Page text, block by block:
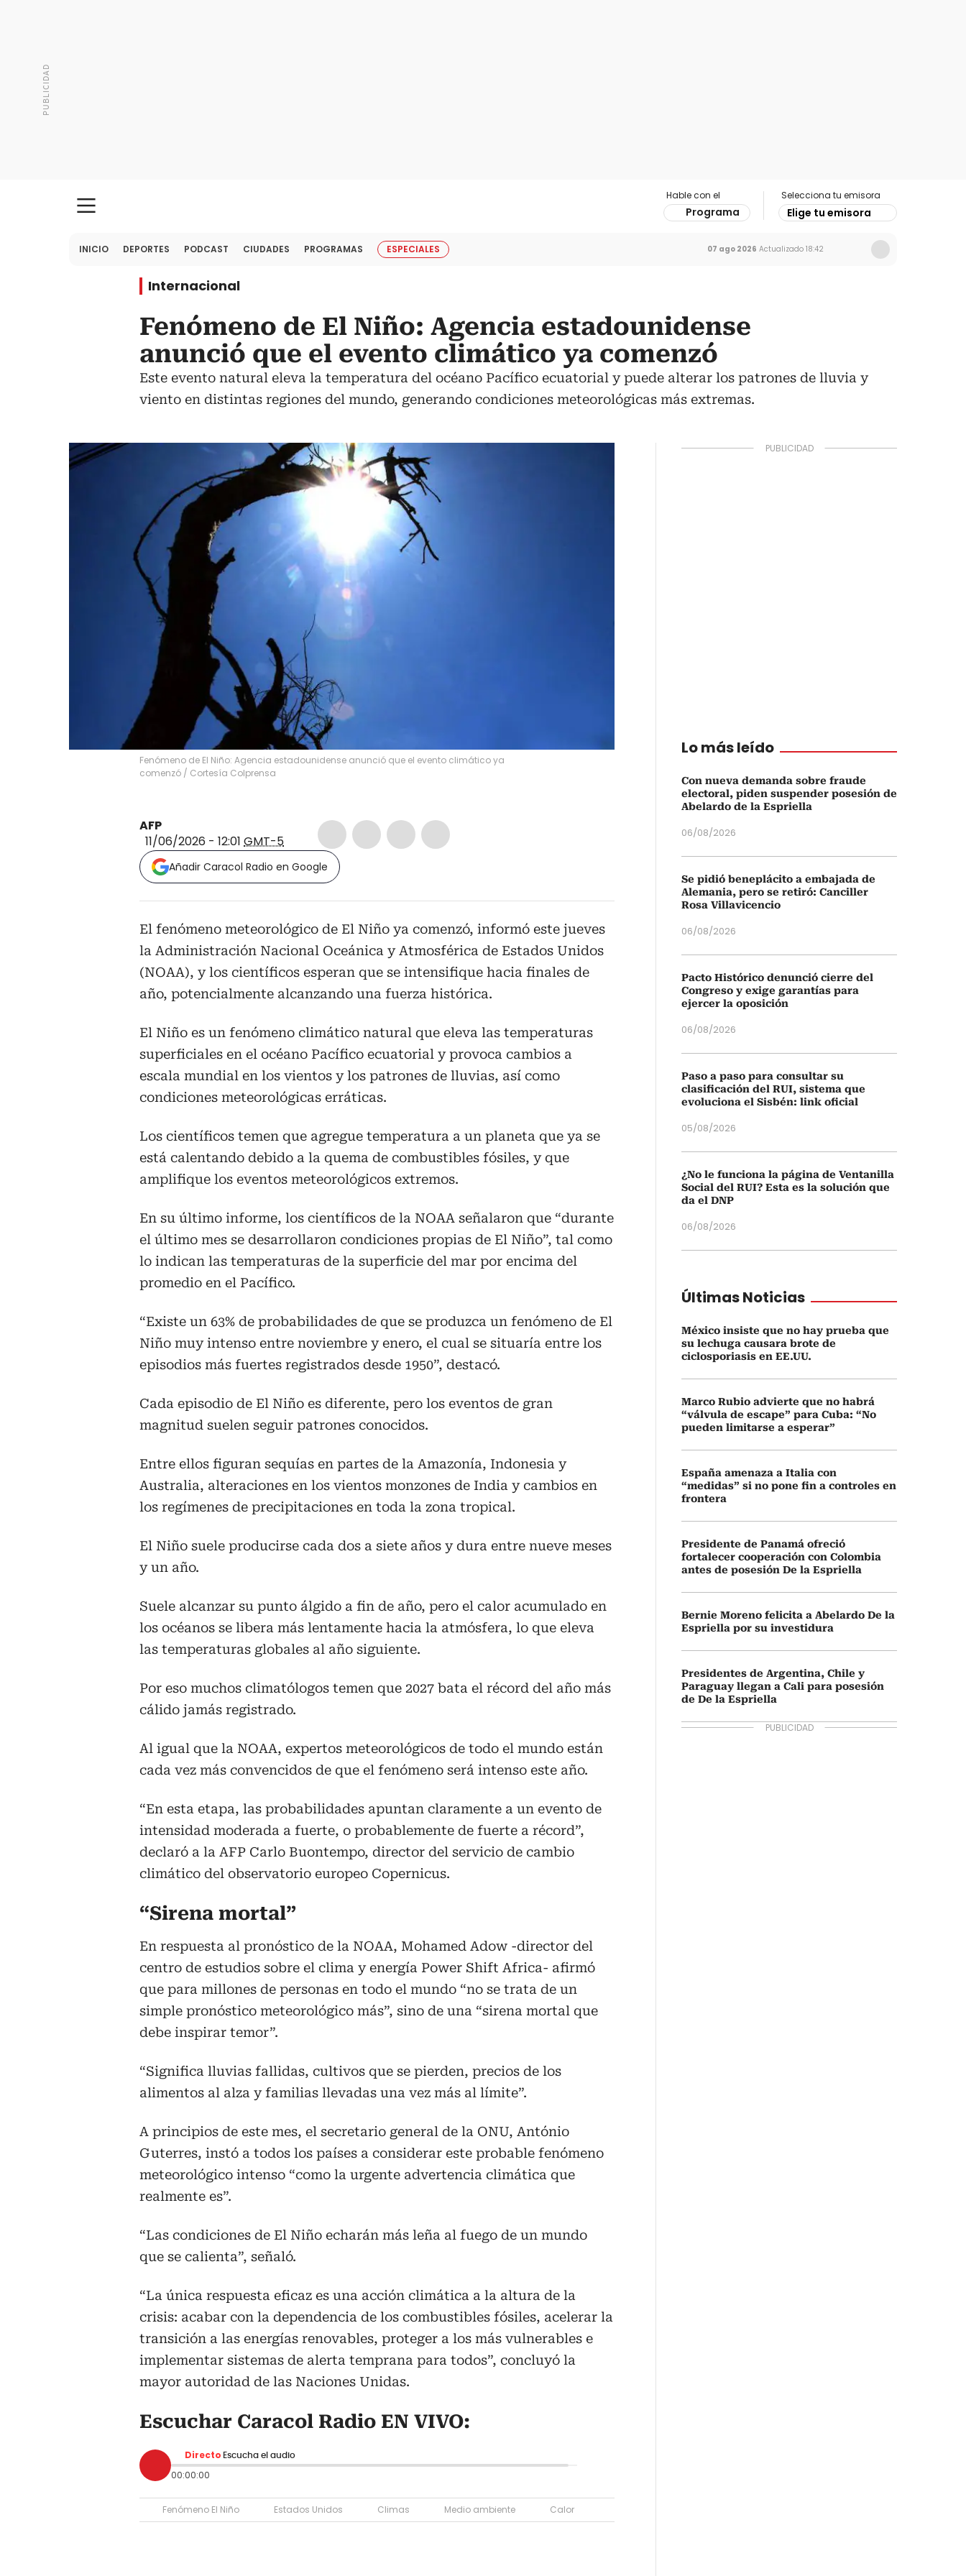
Hable con el
Programa
Selecciona tu emisora
Elige tu emisora
INICIO DEPORTES PODCAST CIUDADES PROGRAMAS ESPECIALES 07 ago 2026 Actualizado 18:42
Internacional
Fenómeno de El Niño: Agencia estadounidense
anunció que el evento climático ya comenzó
Este evento natural eleva la temperatura del océano Pacífico ecuatorial y puede alterar los patrones de lluvia y
viento en distintas regiones del mundo, generando condiciones meteorológicas más extremas.
Fenómeno de El Niño: Agencia estadounidense anunció que el evento climático ya
comenzó / Cortesía Colprensa
AFP
11/06/2026 - 12:01 GMT-5
Añadir Caracol Radio en Google
El fenómeno meteorológico de El Niño ya comenzó, informó este jueves
la Administración Nacional Oceánica y Atmosférica de Estados Unidos
(NOAA), y los científicos esperan que se intensifique hacia finales de
año, potencialmente alcanzando una fuerza histórica.
El Niño es un fenómeno climático natural que eleva las temperaturas
superficiales en el océano Pacífico ecuatorial y provoca cambios a
escala mundial en los vientos y los patrones de lluvias, así como
condiciones meteorológicas erráticas.
Los científicos temen que agregue temperatura a un planeta que ya se
está calentando debido a la quema de combustibles fósiles, y que
amplifique los eventos meteorológicos extremos.
En su último informe, los científicos de la NOAA señalaron que “durante
el último mes se desarrollaron condiciones propias de El Niño”, tal como
lo indican las temperaturas de la superficie del mar por encima del
promedio en el Pacífico.
“Existe un 63% de probabilidades de que se produzca un fenómeno de El
Niño muy intenso entre noviembre y enero, el cual se situaría entre los
episodios más fuertes registrados desde 1950”, destacó.
Cada episodio de El Niño es diferente, pero los eventos de gran
magnitud suelen seguir patrones conocidos.
Entre ellos figuran sequías en partes de la Amazonía, Indonesia y
Australia, alteraciones en los vientos monzones de India y cambios en
los regímenes de precipitaciones en toda la zona tropical.
El Niño suele producirse cada dos a siete años y dura entre nueve meses
y un año.
Suele alcanzar su punto álgido a fin de año, pero el calor acumulado en
los océanos se libera más lentamente hacia la atmósfera, lo que eleva
las temperaturas globales al año siguiente.
Por eso muchos climatólogos temen que 2027 bata el récord del año más
cálido jamás registrado.
Al igual que la NOAA, expertos meteorológicos de todo el mundo están
cada vez más convencidos de que el fenómeno será intenso este año.
“En esta etapa, las probabilidades apuntan claramente a un evento de
intensidad moderada a fuerte, o probablemente de fuerte a récord”,
declaró a la AFP Carlo Buontempo, director del servicio de cambio
climático del observatorio europeo Copernicus.
“Sirena mortal”
En respuesta al pronóstico de la NOAA, Mohamed Adow -director del
centro de estudios sobre el clima y energía Power Shift Africa- afirmó
que para millones de personas en todo el mundo “no se trata de un
simple pronóstico meteorológico más”, sino de una “sirena mortal que
debe inspirar temor”.
“Significa lluvias fallidas, cultivos que se pierden, precios de los
alimentos al alza y familias llevadas una vez más al límite”.
A principios de este mes, el secretario general de la ONU, António
Guterres, instó a todos los países a considerar este probable fenómeno
meteorológico intenso “como la urgente advertencia climática que
realmente es”.
“Las condiciones de El Niño echarán más leña al fuego de un mundo
que se calienta”, señaló.
“La única respuesta eficaz es una acción climática a la altura de la
crisis: acabar con la dependencia de los combustibles fósiles, acelerar la
transición a las energías renovables, proteger a los más vulnerables e
implementar sistemas de alerta temprana para todos”, concluyó la
mayor autoridad de las Naciones Unidas.
Escuchar Caracol Radio EN VIVO:
Directo Escucha el audio
00:00:00
Fenómeno El Niño Estados Unidos Climas Medio ambiente Calor
Lo más leído
Con nueva demanda sobre fraude
electoral, piden suspender posesión de
Abelardo de la Espriella
06/08/2026
Se pidió beneplácito a embajada de
Alemania, pero se retiró: Canciller
Rosa Villavicencio
06/08/2026
Pacto Histórico denunció cierre del
Congreso y exige garantías para
ejercer la oposición
06/08/2026
Paso a paso para consultar su
clasificación del RUI, sistema que
evoluciona el Sisbén: link oficial
05/08/2026
¿No le funciona la página de Ventanilla
Social del RUI? Esta es la solución que
da el DNP
06/08/2026
Últimas Noticias
México insiste que no hay prueba que
su lechuga causara brote de
ciclosporiasis en EE.UU.
Marco Rubio advierte que no habrá
“válvula de escape” para Cuba: “No
pueden limitarse a esperar”
España amenaza a Italia con
“medidas” si no pone fin a controles en
frontera
Presidente de Panamá ofreció
fortalecer cooperación con Colombia
antes de posesión De la Espriella
Bernie Moreno felicita a Abelardo De la
Espriella por su investidura
Presidentes de Argentina, Chile y
Paraguay llegan a Cali para posesión
de De la Espriella